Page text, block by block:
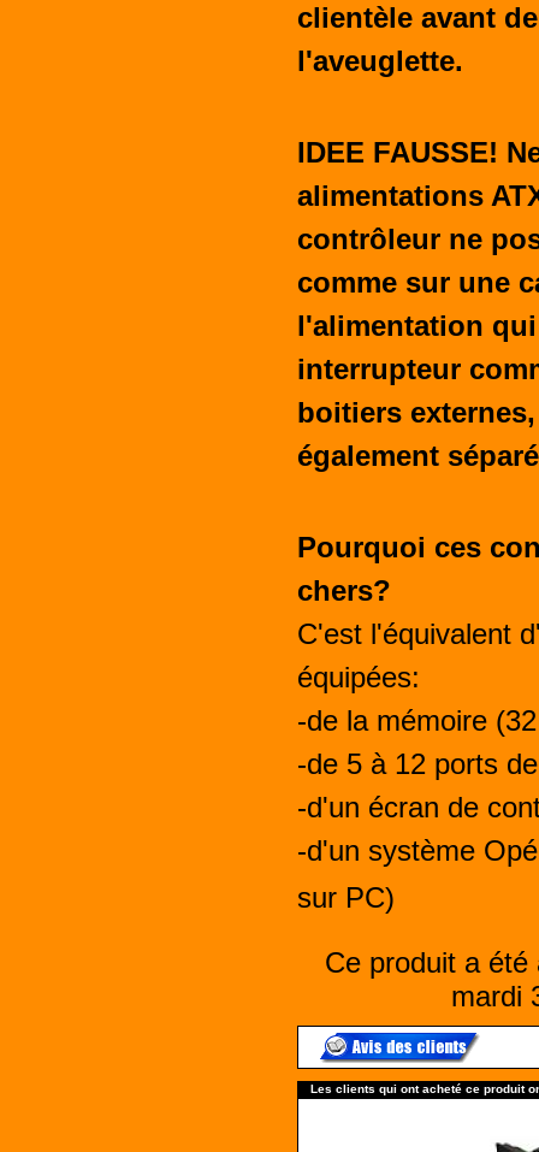
clientèle avant
l'aveuglette.
IDEE FAUSSE!
alimentations
contrôleur ne
comme sur une
l'alimentation
interrupteur
boitiers
également
Pourquoi ces
chers?
C'est l'équivalent
équipées:
-de la mémoire
-de 5 à 12 ports
-d'un écran de
-d'un système
sur PC)
Ce produit a été
mardi
Les clients qui ont acheté ce produit